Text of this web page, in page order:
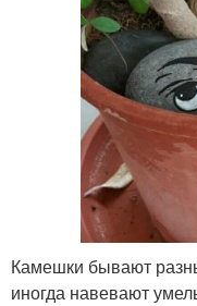
Камешки бывают
иногда навевают